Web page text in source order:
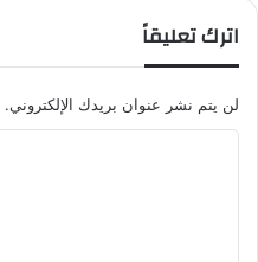
اترك تعليقاً
لن يتم نشر عنوان بريدك الإلكتروني.